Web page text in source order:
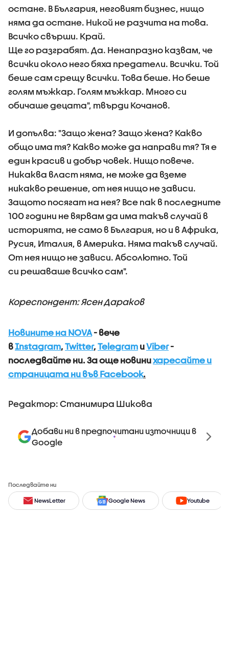
остане. В България, неговият бизнес, нищо
няма да остане. Никой не разчита на това.
Всичко свърши. Край.
Ще го разграбят. Да. Ненапразно казвам, че
всички около него бяха предатели. Всички. Той
беше сам срещу всички. Това беше. Но беше
голям мъжкар. Голям мъжкар. Много си
обичаше децата", твърди Кочанов.
И допълва: "Защо жена? Защо жена? Какво
общо има тя? Какво може да направи тя? Тя е
един красив и добър човек. Нищо повече.
Никаква власт няма, не може да вземе
никакво решение, от нея нищо не зависи.
Защото посягат на нея? Все пак в последните
100 години не вярвам да има такъв случай в
историята, не само в България, но и в Африка,
Русия, Италия, в Америка. Няма такъв случай.
От нея нищо не зависи. Абсолютно. Той
си решаваше всичко сам".
Кореспондент: Ясен Дараков
Новините на NOVA- вече
вInstagram, Twitter, Telegram иViber-
последвайте ни.За още новинихаресайте и
страницата ни във Facebook.
Редактор: Станимира Шикова
Добави ни в предпочитани източници в
Google
Последвайте ни
NewsLetter Google News Youtube